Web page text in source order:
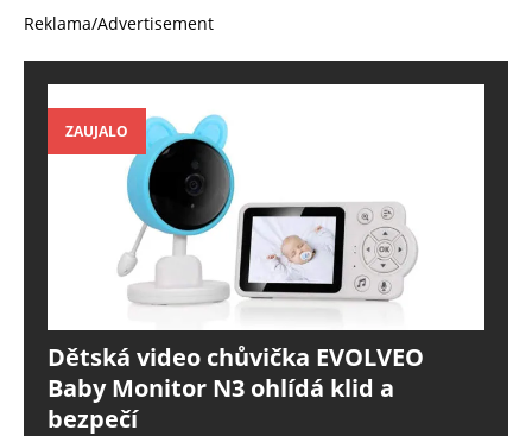
Reklama/Advertisement
ZAUJALO
Dětská video chůvička EVOLVEO
Baby Monitor N3 ohlídá klid a
bezpečí